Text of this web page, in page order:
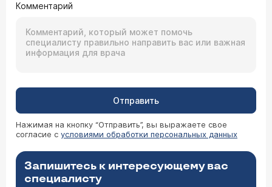
Комментарий
Отправить
Нажимая на кнопку “Отправить”, вы выражаете свое
согласие с условиями обработки персональных данных
Запишитесь к интересующему вас
специалисту